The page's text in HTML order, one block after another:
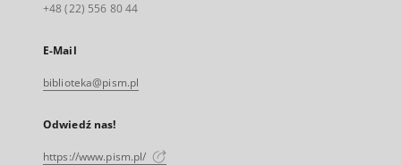
+48 (22) 556 80 44
E-Mail
biblioteka@pism.pl
Odwiedź nas!
https://www.pism.pl/